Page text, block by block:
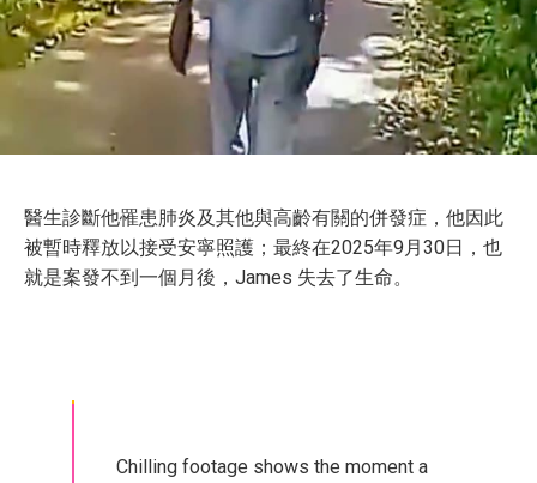
醫生診斷他罹患肺炎及其他與高齡有關的併發症，他因此
被暫時釋放以接受安寧照護；最終在2025年9月30日，也
就是案發不到一個月後，James 失去了生命。
Chilling footage shows the moment a